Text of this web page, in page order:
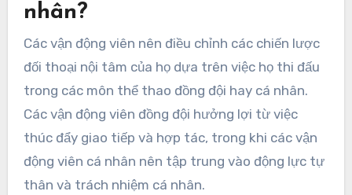
nhân?
Các vận động viên nên điều chỉnh các chiến lược
đối thoại nội tâm của họ dựa trên việc họ thi đấu
trong các môn thể thao đồng đội hay cá nhân.
Các vận động viên đồng đội hưởng lợi từ việc
thúc đẩy giao tiếp và hợp tác, trong khi các vận
động viên cá nhân nên tập trung vào động lực tự
thân và trách nhiệm cá nhân.